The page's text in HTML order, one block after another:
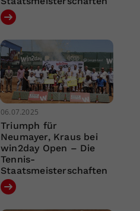
06.07.2025
Triumph für
Neumayer, Kraus bei
win2day Open – Die
Tennis-
Staatsmeisterschaften